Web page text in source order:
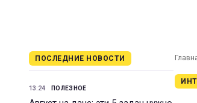
ПОСЛЕДНИЕ НОВОСТИ
13:24 ПОЛЕЗНОЕ